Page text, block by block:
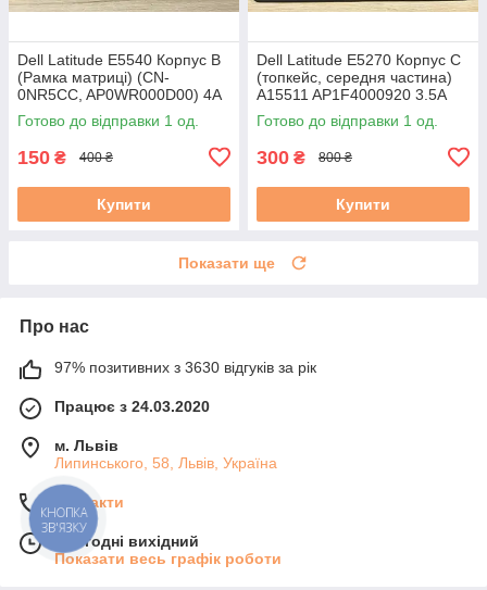
Dell Latitude E5540 Корпус B
(Рамка матриці) (CN-
0NR5CC, AP0WR000D00) 4A
б/в #
Готово до відправки 1 од.
150 ₴ 400 ₴
Купити
Dell Latitude E5270 Корпус C
(топкейс, середня частина)
A15511 AP1F4000920 3.5A
Готово до відправки 1 од.
300 ₴ 800 ₴
Купити
Показати ще
Про нас
97% позитивних з 3630 відгуків за рік
Працює з 24.03.2020
м. Львів
Липинського, 58, Львів, Україна
Контакти
Сьогодні вихідний
Показати весь графік роботи
КНОПКА
ЗВ'ЯЗКУ